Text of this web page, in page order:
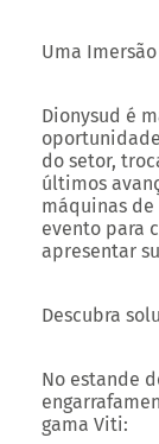
Uma
Dionysud é
do setor,
últimos
máquinas de
evento para
apresentar
Descubra
No estande
gama Viti: